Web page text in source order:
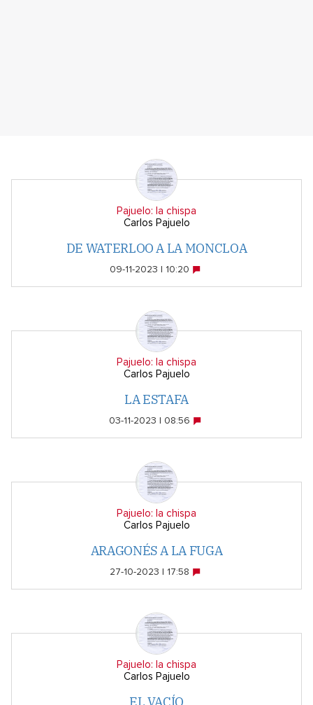
Pajuelo: la chispa
Carlos Pajuelo
DE WATERLOO A LA MONCLOA
09-11-2023 | 10:20
Pajuelo: la chispa
Carlos Pajuelo
LA ESTAFA
03-11-2023 | 08:56
Pajuelo: la chispa
Carlos Pajuelo
ARAGONÉS A LA FUGA
27-10-2023 | 17:58
Pajuelo: la chispa
Carlos Pajuelo